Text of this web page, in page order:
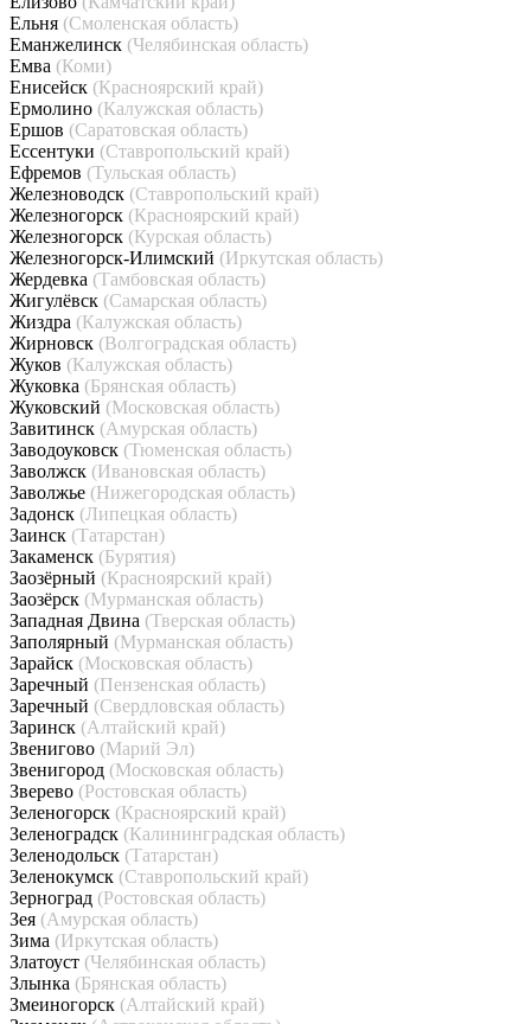
Ельня (Смоленская область)
Еманжелинск (Челябинская область)
Емва (Коми)
Енисейск (Красноярский край)
Ермолино (Калужская область)
Ершов (Саратовская область)
Ессентуки (Ставропольский край)
Ефремов (Тульская область)
Железноводск (Ставропольский край)
Железногорск (Красноярский край)
Железногорск (Курская область)
Железногорск-Илимский (Иркутская область)
Жердевка (Тамбовская область)
Жигулёвск (Самарская область)
Жиздра (Калужская область)
Жирновск (Волгоградская область)
Жуков (Калужская область)
Жуковка (Брянская область)
Жуковский (Московская область)
Завитинск (Амурская область)
Заводоуковск (Тюменская область)
Заволжск (Ивановская область)
Заволжье (Нижегородская область)
Задонск (Липецкая область)
Заинск (Татарстан)
Закаменск (Бурятия)
Заозёрный (Красноярский край)
Заозёрск (Мурманская область)
Западная Двина (Тверская область)
Заполярный (Мурманская область)
Зарайск (Московская область)
Заречный (Пензенская область)
Заречный (Свердловская область)
Заринск (Алтайский край)
Звенигово (Марий Эл)
Звенигород (Московская область)
Зверево (Ростовская область)
Зеленогорск (Красноярский край)
Зеленоградск (Калининградская область)
Зеленодольск (Татарстан)
Зеленокумск (Ставропольский край)
Зерноград (Ростовская область)
Зея (Амурская область)
Зима (Иркутская область)
Златоуст (Челябинская область)
Злынка (Брянская область)
Змеиногорск (Алтайский край)